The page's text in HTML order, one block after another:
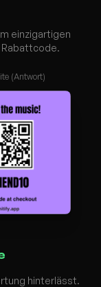
einzigartigen
(Antwort)
hinterlässt.